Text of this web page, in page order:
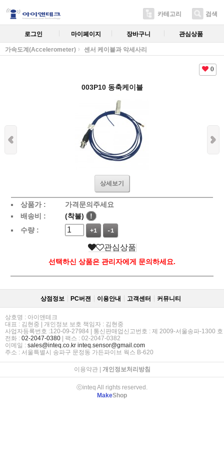
카테고리 검색
로그인 마이페이지 장바구니 관심상품
가속도계(Accelerometer) 센서 케이블과 악세사리
0
003P10 동축케이블
상세보기
상품가 :
가격문의주세요
배송비 :
(착불)
!
수량 :
+1 -1
관심상품
선택하신 상품은 관리자에게 문의하세요.
상점정보 PC버젼 이용안내 고객센터 커뮤니티
상호명 : 아이앤테크
대표 : 김현중 | 개인정보 보호 책임자 : 김현중
사업자등록번호 :120-09-27984 | 통신판매업신고번호 : 제 2009-서울송파-1300 호
전화 : 02-2047-0380 | 팩스 : 02-2047-0382
이메일 : sales@inteq.co.kr inteq.sensor@gmail.com
주소 : 서울특별시 송파구 문정동 가든파이브 웍스 B-620
이용약관| 개인정보처리방침
ⓒinteq All rights reserved.
MakeShop